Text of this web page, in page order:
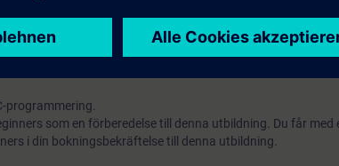
Automation
programmering.
som en förberedelse till denna utbildning. Du får med
i din bokningsbekräftelse till denna utbildning.